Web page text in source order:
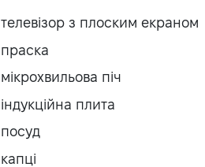
телевізор з плоским екраном
праска
мікрохвильова піч
індукційна плита
посуд
капці